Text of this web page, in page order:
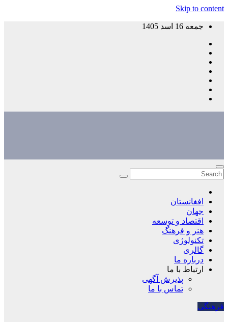
Skip to content
جمعه 16 اسد 1405
افغانستان
جهان
اقتصاد و توسعه
هنر و فرهنگ
تکنولوژی
گالری
درباره ما
ارتباط با ما
پذیرش آگهی
تماس با ما
فرهنگی